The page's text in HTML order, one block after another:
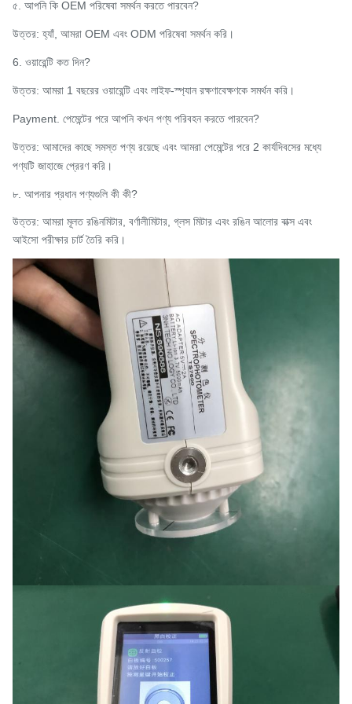
৫. আপনি কি OEM পরিষেবা সমর্থন করতে পারবেন?
উত্তর: হ্যাঁ, আমরা OEM এবং ODM পরিষেবা সমর্থন করি।
6. ওয়ারেন্টি কত দিন?
উত্তর: আমরা 1 বছরের ওয়ারেন্টি এবং লাইফ-স্প্যান রক্ষণাবেক্ষণকে সমর্থন করি।
Payment. পেমেন্টের পরে আপনি কখন পণ্য পরিবহন করতে পারবেন?
উত্তর: আমাদের কাছে সমস্ত পণ্য রয়েছে এবং আমরা পেমেন্টের পরে 2 কার্যদিবসের মধ্যে
পণ্যটি জাহাজে প্রেরণ করি।
৮. আপনার প্রধান পণ্যগুলি কী কী?
উত্তর: আমরা মূলত রঙিনমিটার, বর্ণালীমিটার, গ্লস মিটার এবং রঙিন আলোর বাক্স এবং
আইসো পরীক্ষার চার্ট তৈরি করি।